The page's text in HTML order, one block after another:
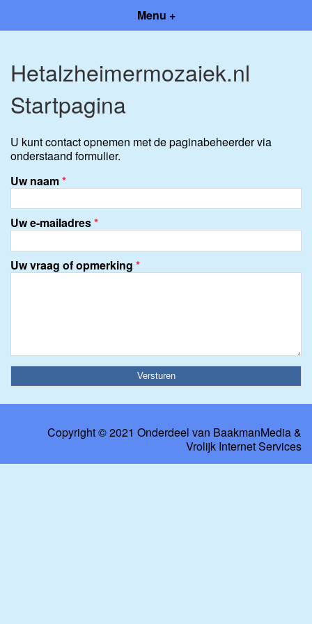
Menu +
Hetalzheimermozaiek.nl
Startpagina
U kunt contact opnemen met de paginabeheerder via
onderstaand formulier.
Uw naam*
Uw e-mailadres*
Uw vraag of opmerking *
Copyright © 2021 Onderdeel van BaakmanMedia&
Vrolijk Internet Services